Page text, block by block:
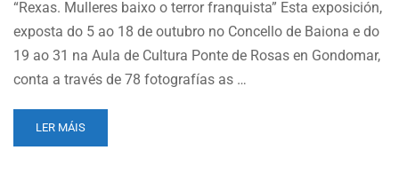
“Rexas. Mulleres baixo o terror franquista” Esta exposición,
exposta do 5 ao 18 de outubro no Concello de Baiona e do
19 ao 31 na Aula de Cultura Ponte de Rosas en Gondomar,
conta a través de 78 fotografías as …
READ
MORE
LER MÁIS